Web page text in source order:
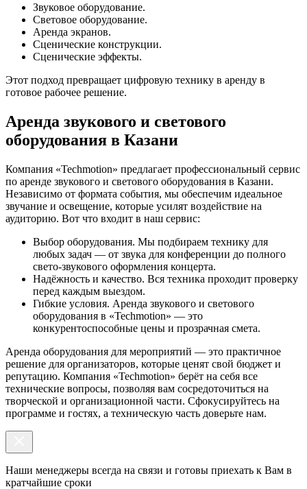
Звуковое оборудование.
Световое оборудование.
Аренда экранов.
Сценические конструкции.
Сценические эффекты.
Этот подход превращает цифровую технику в аренду в
готовое рабочее решение.
Аренда звукового и светового
оборудования в Казани
Компания «Techmotion» предлагает профессиональный сервис
по аренде звукового и светового оборудования в Казани.
Независимо от формата события, мы обеспечим идеальное
звучание и освещение, которые усилят воздействие на
аудиторию. Вот что входит в наш сервис:
Выбор оборудования. Мы подбираем технику для
любых задач — от звука для конференции до полного
свето-звукового оформления концерта.
Надёжность и качество. Вся техника проходит проверку
перед каждым выездом.
Гибкие условия. Аренда звукового и светового
оборудования в «Techmotion» — это
конкурентоспособные цены и прозрачная смета.
Аренда оборудования для мероприятий — это практичное
решение для организаторов, которые ценят свой бюджет и
репутацию. Компания «Techmotion» берёт на себя все
технические вопросы, позволяя вам сосредоточиться на
творческой и организационной части. Сфокусируйтесь на
программе и гостях, а техническую часть доверьте нам.
Наши менеджеры всегда на связи и готовы приехать к Вам в
кратчайшие сроки